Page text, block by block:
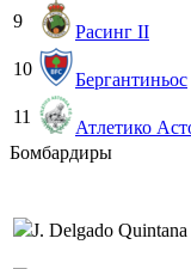
9
Расинг II
10
Бергантиньос
11
Атлетико
Бомбардиры
J. Delgado Quintana